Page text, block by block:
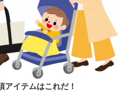
アイテムはこれだ！